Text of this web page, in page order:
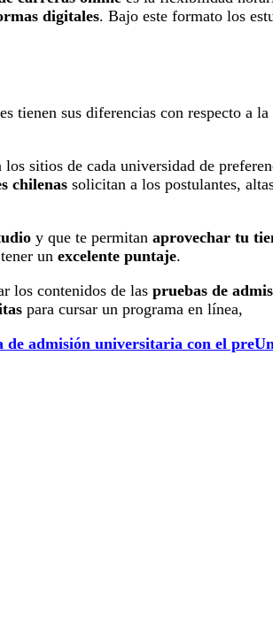
digitales. Bajo este formato los
tienen sus diferencias con respecto a la
los sitios de cada universidad de
chilenas solicitan a los postulantes,
y que te permitan aprovechar tu
un excelente puntaje.
los contenidos de las pruebas de
para cursar un programa en línea,
admisión universitaria con el